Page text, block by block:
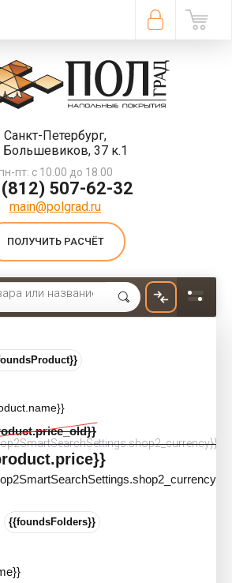
Санкт-Петербург,
Большевиков, 37 к.1
пн-пт: с 10.00 до 18.00
507-62-32
main@polgrad.ru
ПОЛУЧИТЬ РАСЧЁТ
{{foundsFolders}}
трава GreenGrass